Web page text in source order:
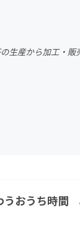
飲食店
生産から加工・
うおうち時間